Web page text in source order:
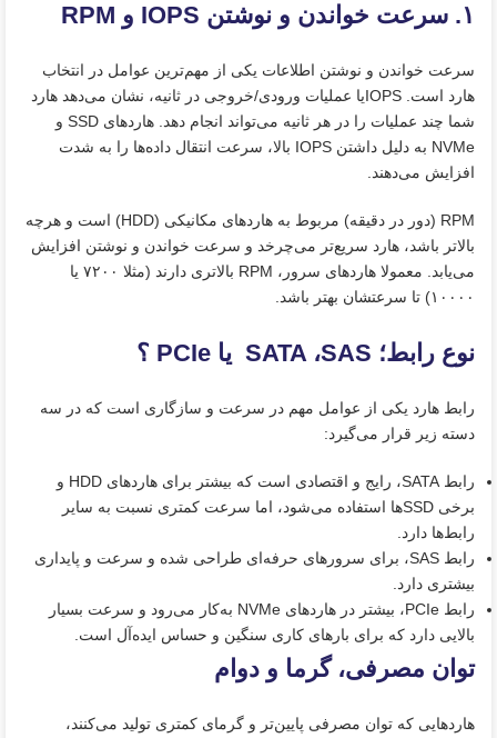
۱. سرعت خواندن و نوشتن IOPS و RPM
سرعت خواندن و نوشتن اطلاعات یکی از مهم‌ترین عوامل در انتخاب
هارد است. IOPSیا عملیات ورودی/خروجی در ثانیه، نشان می‌دهد هارد
شما چند عملیات را در هر ثانیه می‌تواند انجام دهد. هاردهای SSD و
NVMe به‌ دلیل داشتن IOPS بالا، سرعت انتقال داده‌ها را به‌ شدت
افزایش می‌دهند.
RPM (دور در دقیقه) مربوط به هاردهای مکانیکی (HDD) است و هرچه
بالاتر باشد، هارد سریع‌تر می‌چرخد و سرعت خواندن و نوشتن افزایش
می‌یابد. معمولا هاردهای سرور، RPM بالاتری دارند (مثلا ۷۲۰۰ یا
۱۰۰۰۰) تا سرعتشان بهتر باشد.
نوع رابط؛ SATA ،SAS یا PCIe ؟
رابط هارد یکی از عوامل مهم در سرعت و سازگاری است که در سه
دسته زیر قرار می‌گیرد:
رابط SATA، رایج و اقتصادی است که بیشتر برای هاردهای HDD و
برخی SSDها استفاده می‌شود، اما سرعت کمتری نسبت به سایر
رابط‌ها دارد.
رابط SAS، برای سرورهای حرفه‌ای طراحی شده و سرعت و پایداری
بیشتری دارد.
رابط PCIe، بیشتر در هاردهای NVMe به‌کار می‌رود و سرعت بسیار
بالایی دارد که برای بارهای کاری سنگین و حساس ایده‌آل است.
توان مصرفی، گرما و دوام
هاردهایی که توان مصرفی پایین‌تر و گرمای کمتری تولید می‌کنند،